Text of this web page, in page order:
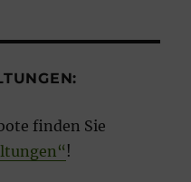
finden Sie
!